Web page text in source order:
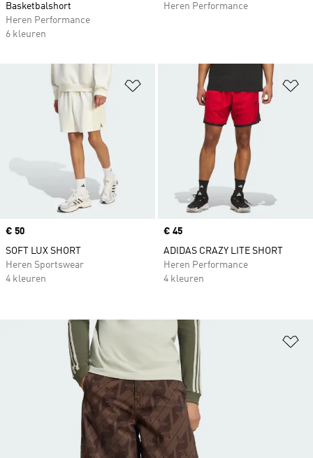
Basketbalshort
Heren Performance
6 kleuren
Heren Performance
Op verlanglijst zetten
Price
€ 50
SOFT LUX SHORT
Heren Sportswear
4 kleuren
Price
€ 45
ADIDAS CRAZY LITE SHORT
Heren Performance
4 kleuren